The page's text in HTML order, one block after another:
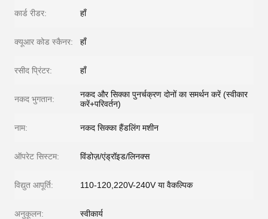
कार्ड रीडर: हाँ
क्यूआर कोड स्कैनर: हाँ
रसीद प्रिंटर: हाँ
नकद भुगतान:
नकद और सिक्का पुनर्चक्रण दोनों का समर्थन करें (स्वीकार
करें+परिवर्तन)
नाम: नकद सिक्का हैंडलिंग मशीन
ऑपरेट सिस्टम: विंडोज़/एंड्रॉइड/लिनक्स
विद्युत आपूर्ति: 110-120,220V-240V या वैकल्पिक
अनुकूलन: स्वीकार्य